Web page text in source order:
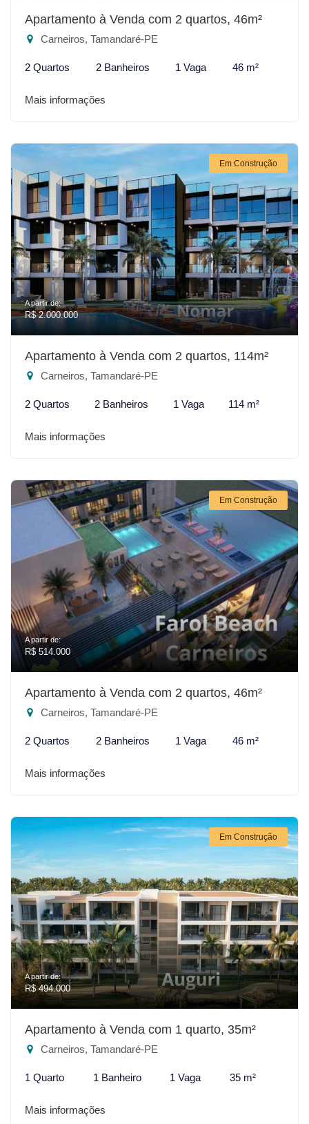
Apartamento à Venda com 2 quartos, 46m²
Carneiros, Tamandaré-PE
2 Quartos 2 Banheiros 1 Vaga 46 m²
Mais informações
Em Construção
A partir de:
R$ 2.000.000
Apartamento à Venda com 2 quartos, 114m²
Carneiros, Tamandaré-PE
2 Quartos 2 Banheiros 1 Vaga 114 m²
Mais informações
Em Construção
A partir de:
R$ 514.000
Apartamento à Venda com 2 quartos, 46m²
Carneiros, Tamandaré-PE
2 Quartos 2 Banheiros 1 Vaga 46 m²
Mais informações
Em Construção
A partir de:
R$ 494.000
Apartamento à Venda com 1 quarto, 35m²
Carneiros, Tamandaré-PE
1 Quarto 1 Banheiro 1 Vaga 35 m²
Mais informações